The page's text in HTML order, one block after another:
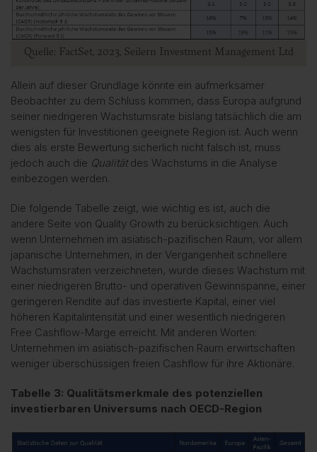
Quelle: FactSet, 2023, Seilern Investment Management Ltd
Allein auf dieser Grundlage könnte ein aufmerksamer
Beobachter zu dem Schluss kommen, dass Europa aufgrund
seiner niedrigeren Wachstumsrate bislang tatsächlich die am
wenigsten für Investitionen geeignete Region ist. Auch wenn
dies als erste Bewertung sicherlich nicht falsch ist, muss
jedoch auch die Qualitätdes Wachstums in die Analyse
einbezogen werden.
Die folgende Tabelle zeigt, wie wichtig es ist, auch die
andere Seite von Quality Growth zu berücksichtigen. Auch
wenn Unternehmen im asiatisch-pazifischen Raum, vor allem
japanische Unternehmen, in der Vergangenheit schnellere
Wachstumsraten verzeichneten, wurde dieses Wachstum mit
einer niedrigeren Brutto- und operativen Gewinnspanne, einer
geringeren Rendite auf das investierte Kapital, einer viel
höheren Kapitalintensität und einer wesentlich niedrigeren
Free Cashflow-Marge erreicht. Mit anderen Worten:
Unternehmen im asiatisch-pazifischen Raum erwirtschaften
weniger überschüssigen freien Cashflow für ihre Aktionäre.
Tabelle 3: Qualitätsmerkmale des potenziellen
investierbaren Universums nach OECD-Region